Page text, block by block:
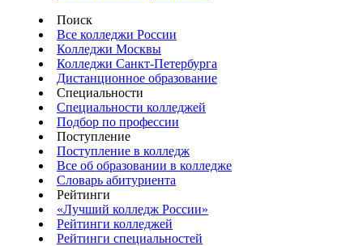
Поиск
Все колледжи России
Колледжи Москвы
Колледжи Санкт-Петербурга
Дистанционное образование
Специальности
Специальности колледжей
Подбор по профессии
Поступление
Поступление в колледж
Все об образовании в колледже
Словарь абитуриента
Рейтинги
«Лучший колледж России»
Рейтинги колледжей
Рейтинги специальностей